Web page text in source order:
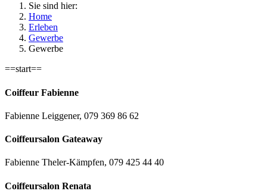
Sie sind hier:
Home
Erleben
Gewerbe
Gewerbe
==start==
Coiffeur Fabienne
Fabienne Leiggener, 079 369 86 62
Coiffeursalon Gateaway
Fabienne Theler-Kämpfen, 079 425 44 40
Coiffeursalon Renata